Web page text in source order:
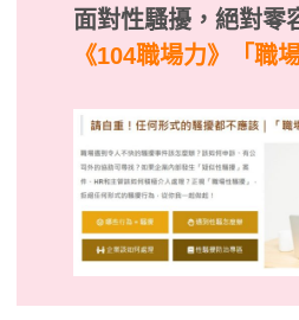
面對性騷擾，絕對零
《104職場力》
「職